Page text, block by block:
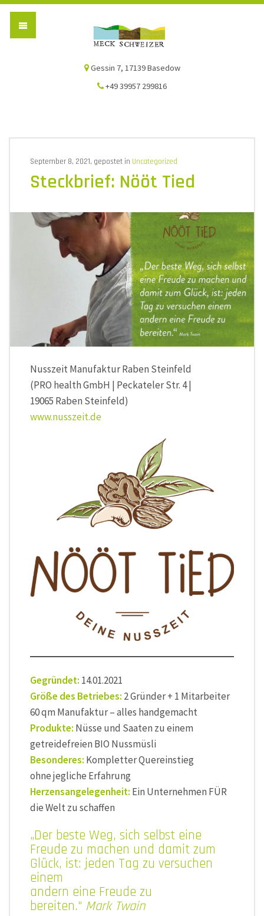
Gessin 7, 17139 Basedow
+49 39957 299816
September 8, 2021, gepostet in Uncategorized
Steckbrief: Nööt Tied
Nusszeit Manufaktur Raben Steinfeld
(PRO health GmbH | Peckateler Str. 4 |
19065 Raben Steinfeld)
www.nusszeit.de
Gegründet: 14.01.2021
Größe des Betriebes: 2 Gründer + 1 Mitarbeiter
60 qm Manufaktur – alles handgemacht
Produkte: Nüsse und Saaten zu einem
getreidefreien BIO Nussmüsli
Besonderes: Kompletter Quereinstieg
ohne jegliche Erfahrung
Herzensangelegenheit: Ein Unternehmen FÜR
die Welt zu schaffen
„Der beste Weg, sich selbst eine
Freude zu machen und damit zum
Glück, ist: jeden Tag zu versuchen
einem
andern eine Freude zu
bereiten.“ Mark Twain